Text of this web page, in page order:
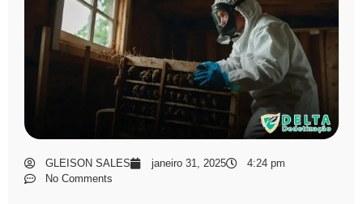
GLEISON SALES janeiro 31, 2025
4:24 pm
No Comments